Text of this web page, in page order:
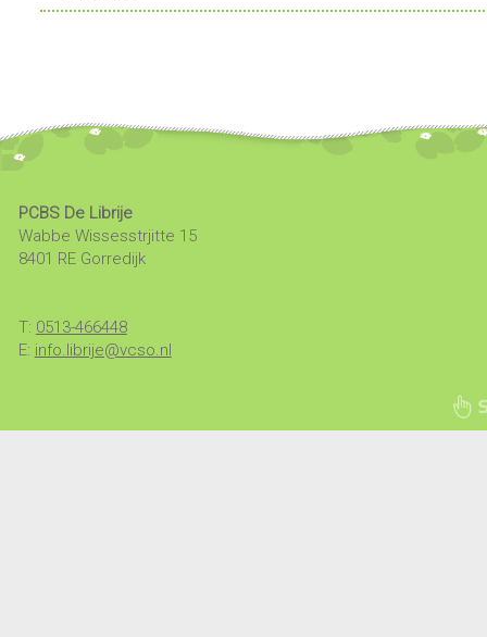
PCBS De Librije
Wabbe Wissesstrjitte 15
8401 RE Gorredijk
T: 0513-466448
E: info.librije@vcso.nl